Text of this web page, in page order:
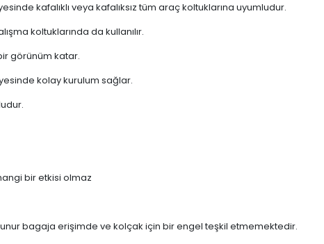
kafalıklı veya kafalıksız tüm araç koltuklarına uyumludur.
koltuklarında da kullanılır.
görünüm katar.
kolay kurulum sağlar.
bir etkisi olmaz
bagaja erişimde ve kolçak için bir engel teşkil etmemektedir.